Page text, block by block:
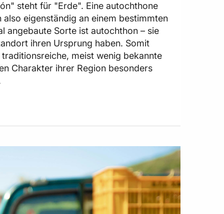
steht für "Erde". Eine autochthone
eigenständig an einem bestimmten
angebaute Sorte ist autochthon – sie
ihren Ursprung haben. Somit
meist wenig bekannte
Charakter ihrer Region besonders